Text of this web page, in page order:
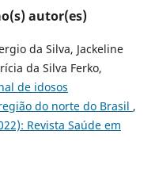
autor(es)
da Silva, Jackeline
da Silva Ferko,
de idosos
do norte do Brasil ,
Revista Saúde em